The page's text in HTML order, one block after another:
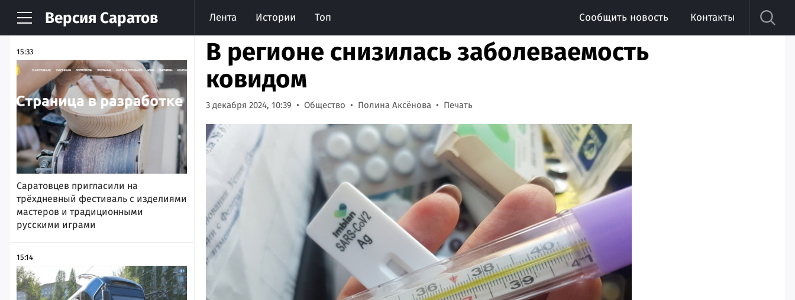
Версия Саратов Лента Истории Топ Сообщить новость Контакты
НОВОСТИ АРХИВ
15:33
Саратовцев пригласили на
трёхдневный фестиваль с изделиями
мастеров и традиционными
русскими играми
15:14
В регионе снизилась заболеваемость
ковидом
3 декабря 2024, 10:39 Общество Полина Аксёнова Печать